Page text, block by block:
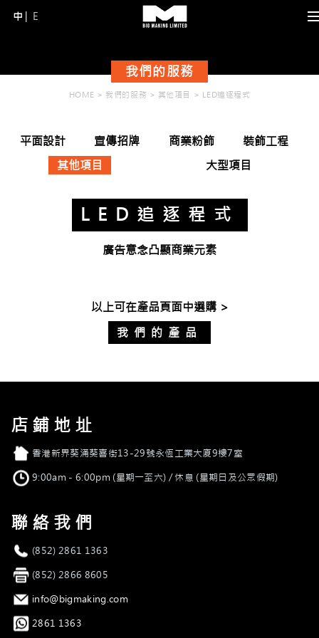
中 E
我們的服務
HOME > 我們的服務 > 其他項目 > LED追逐程式
平面設計 宣傳招牌 商業粉飾
裝飾工程
其他項目
大型項目
LED追逐程式
廣告意念凸顯商業元素
以上可在產品頁面中選購 >
我們的產品
店鋪地址
店舖地址香港新界葵涌葵喜街13-29號永恆工業大廈9樓7室
營業時間9:00am - 6:00pm (星期一至六) / 休息 (星期日及公眾假期)
聯絡我們
電話 (852) 2861 1363
傳真 (852) 2866 8605
電郵 info@bigmaking.com
Whatsapp
2861 1363